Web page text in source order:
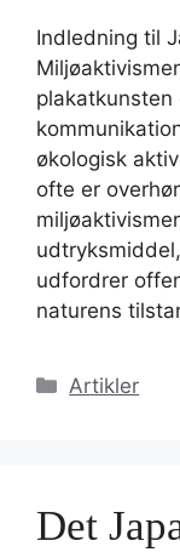
Indledning til
økologisk
ofte er
udfordrer
naturens
Kategorier
Artikler
Det